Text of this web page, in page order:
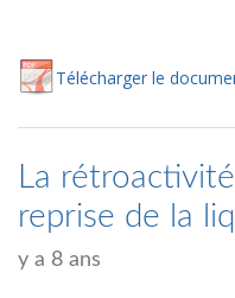
Télécharger le
La
reprise de la
y a 8 ans